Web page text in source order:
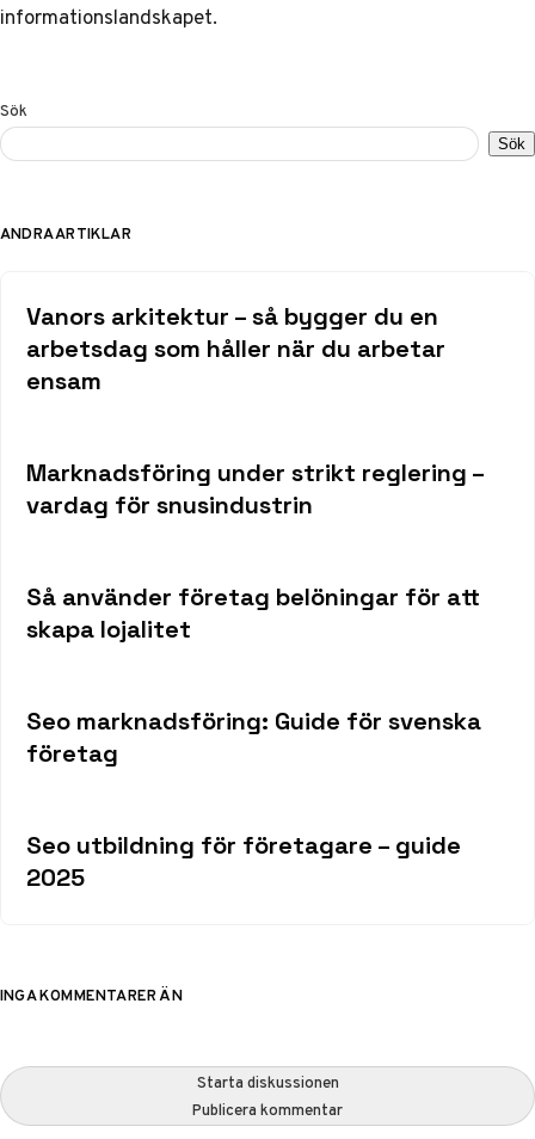
informationslandskapet.
Sök
Sök
ANDRA ARTIKLAR
Vanors arkitektur – så bygger du en
arbetsdag som håller när du arbetar
ensam
Marknadsföring under strikt reglering –
vardag för snusindustrin
Så använder företag belöningar för att
skapa lojalitet
Seo marknadsföring: Guide för svenska
företag
Seo utbildning för företagare – guide
2025
INGA KOMMENTARER ÄN
Starta diskussionen
Publicera kommentar